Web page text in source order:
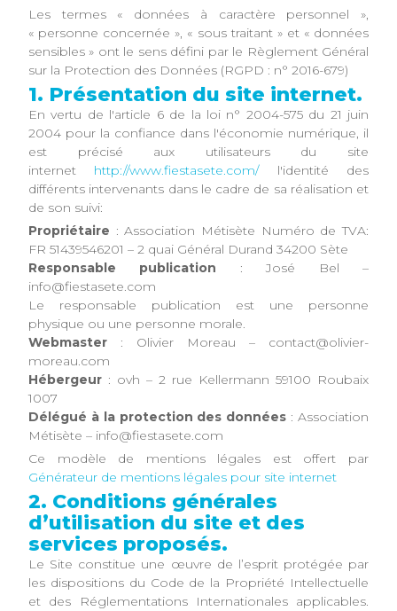
Les termes « données à caractère personnel »,
« personne concernée », « sous traitant » et « données
sensibles » ont le sens défini par le Règlement Général
sur la Protection des Données (RGPD : n° 2016-679)
1. Présentation du site internet.
En vertu de l'article 6 de la loi n° 2004-575 du 21 juin
2004 pour la confiance dans l'économie numérique, il
est précisé aux utilisateurs du site
internet http://www.fiestasete.com/l'identité des
différents intervenants dans le cadre de sa réalisation et
de son suivi:
Propriétaire : Association Métisète Numéro de TVA:
FR 51439546201 – 2 quai Général Durand 34200 Sète
Responsable publication : José Bel –
info@fiestasete.com
Le responsable publication est une personne
physique ou une personne morale.
Webmaster : Olivier Moreau – contact@olivier-
moreau.com
Hébergeur : ovh – 2 rue Kellermann 59100 Roubaix
1007
Délégué à la protection des données : Association
Métisète – info@fiestasete.com
Ce modèle de mentions légales est offert par
Générateur de mentions légales pour site internet
2. Conditions générales
d’utilisation du site et des
services proposés.
Le Site constitue une œuvre de l’esprit protégée par
les dispositions du Code de la Propriété Intellectuelle
et des Réglementations Internationales applicables.